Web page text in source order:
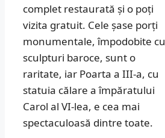
complet restaurată și o poți
vizita gratuit. Cele șase porți
monumentale, împodobite cu
sculpturi baroce, sunt o
raritate, iar Poarta a III-a, cu
statuia călare a împăratului
Carol al VI-lea, e cea mai
spectaculoasă dintre toate.